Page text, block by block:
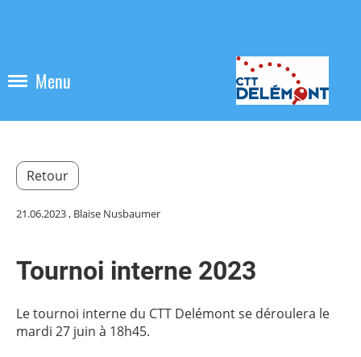
Menu
Retour
21.06.2023, Blaise Nusbaumer
Tournoi interne 2023
Le tournoi interne du CTT Delémont se déroulera le
mardi 27 juin à 18h45.